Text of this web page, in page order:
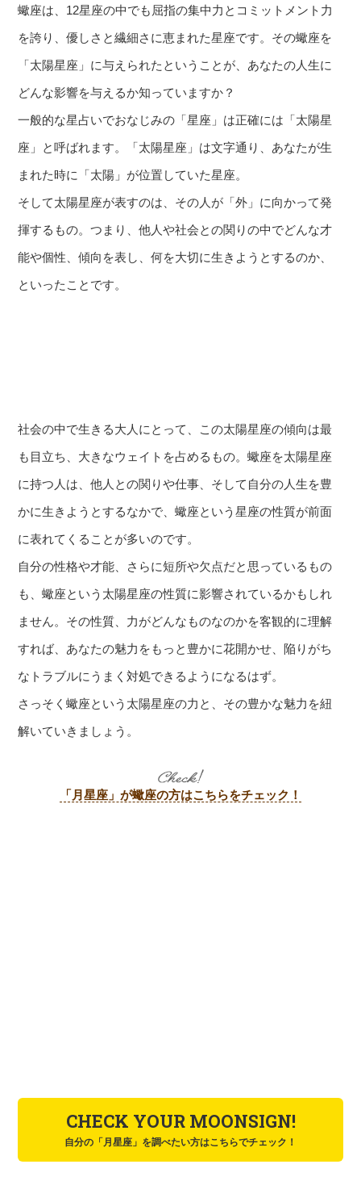
蠍座は、12星座の中でも屈指の集中力とコミットメント力
を誇り、優しさと繊細さに恵まれた星座です。その蠍座を
「太陽星座」に与えられたということが、あなたの人生に
どんな影響を与えるか知っていますか？
一般的な星占いでおなじみの「星座」は正確には「太陽星
座」と呼ばれます。「太陽星座」は文字通り、あなたが生
まれた時に「太陽」が位置していた星座。
そして太陽星座が表すのは、その人が「外」に向かって発
揮するもの。つまり、他人や社会との関りの中でどんな才
能や個性、傾向を表し、何を大切に生きようとするのか、
といったことです。
社会の中で生きる大人にとって、この太陽星座の傾向は最
も目立ち、大きなウェイトを占めるもの。蠍座を太陽星座
に持つ人は、他人との関りや仕事、そして自分の人生を豊
かに生きようとするなかで、蠍座という星座の性質が前面
に表れてくることが多いのです。
自分の性格や才能、さらに短所や欠点だと思っているもの
も、蠍座という太陽星座の性質に影響されているかもしれ
ません。その性質、力がどんなものなのかを客観的に理解
すれば、あなたの魅力をもっと豊かに花開かせ、陥りがち
なトラブルにうまく対処できるようになるはず。
さっそく蠍座という太陽星座の力と、その豊かな魅力を紐
解いていきましょう。
「月星座」が蠍座の方はこちらをチェック！
自分の「月星座」を調べたい方はこちらでチェック！